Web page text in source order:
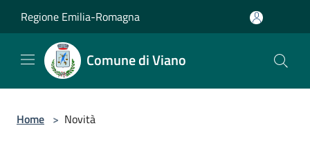
Regione Emilia-Romagna
Comune di Viano
Home > Novità